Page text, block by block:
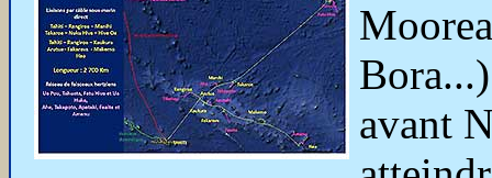
avant